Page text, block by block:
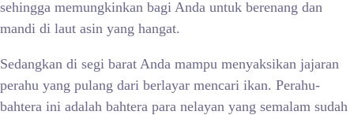
sehingga memungkinkan bagi Anda untuk berenang dan
mandi di laut asin yang hangat.
Sedangkan di segi barat Anda mampu menyaksikan jajaran
perahu yang pulang dari berlayar mencari ikan. Perahu-
bahtera ini adalah bahtera para nelayan yang semalam sudah